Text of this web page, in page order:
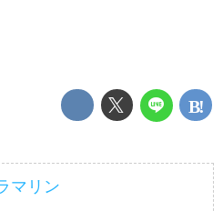
マリン